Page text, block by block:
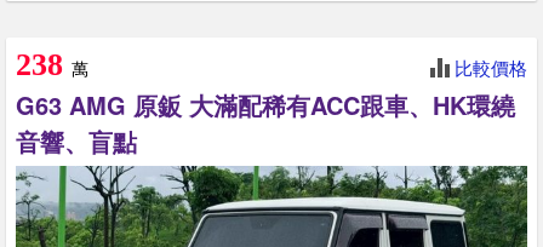
238 萬 比較價格
G63 AMG 原鈑 大滿配稀有ACC跟車、HK環繞
音響、盲點